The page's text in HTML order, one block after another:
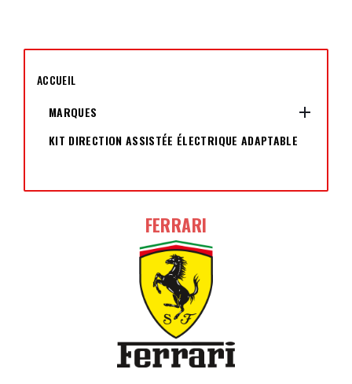
ACCUEIL
MARQUES

KIT DIRECTION ASSISTÉE ÉLECTRIQUE ADAPTABLE
FERRARI